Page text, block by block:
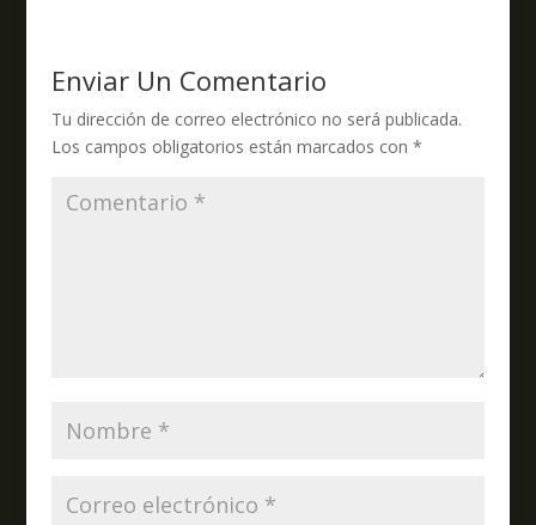
Enviar Un Comentario
Tu dirección de correo electrónico no será publicada.
Los campos obligatorios están marcados con *